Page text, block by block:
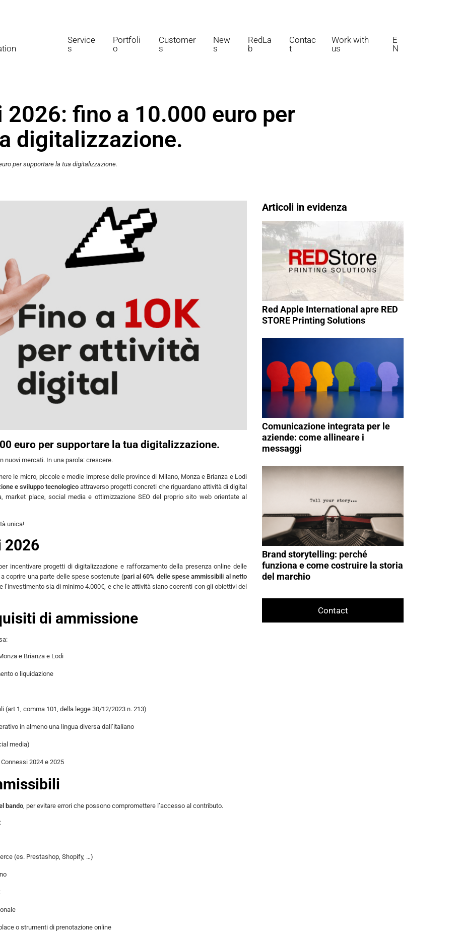
Service
s
Portfoli
o
Customer
s
New
s
RedLa
b
Contac
t
Work with
us
E
N
2026: fino a 10.000 euro per
digitalizzazione.
per supportare la tua digitalizzazione.
euro per supportare la tua digitalizzazione.
nuovi mercati. In una parola: crescere.
le micro, piccole e medie imprese delle province di Milano, Monza e Brianza e Lodi
e sviluppo tecnologico attraverso progetti concreti che riguardano attività di digital
market place, social media e ottimizzazione SEO del proprio sito web orientate al
unica!
2026
incentivare progetti di digitalizzazione e rafforzamento della presenza online delle
coprire una parte delle spese sostenute (pari al 60% delle spese ammissibili al netto
l’investimento sia di minimo 4.000€, e che le attività siano coerenti con gli obiettivi del
di ammissione
e Brianza e Lodi
o liquidazione
1, comma 101, della legge 30/12/2023 n. 213)
in almeno una lingua diversa dall’italiano
media)
2024 e 2025
bando , per evitare errori che possono compromettere l’accesso al contributo.
(es. Prestashop, Shopify, …)
o strumenti di prenotazione online
Articoli in evidenza
Red Apple International apre RED
STORE Printing Solutions
Comunicazione integrata per le
aziende: come allineare i
messaggi
Brand storytelling: perché
funziona e come costruire la storia
del marchio
Contact